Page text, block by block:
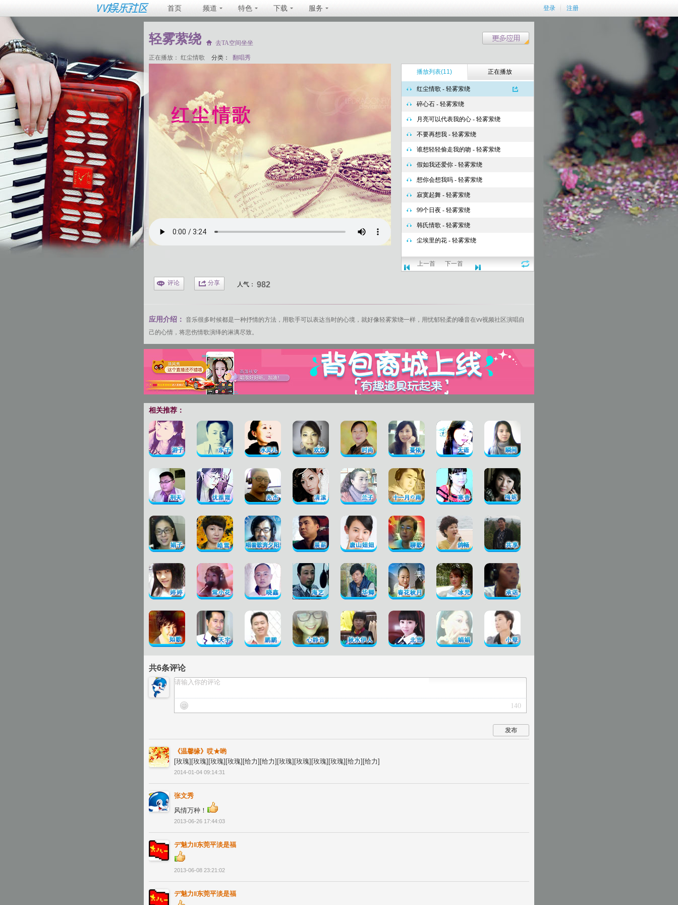
首页 频道 特色 下载 服务 登录 注册
轻雾萦绕 去TA空间坐坐
正在播放： 红尘情歌 分类：
翻唱秀
播放列表(11) 正在播放
上一首 下一首
评论 分享 人气： 982
应用介绍： 音乐很多时候都是一种抒情的方法，用歌手可以表达当时的心境，就好像轻雾萦绕一样，用忧郁轻柔的嗓音在vv视频社区演唱自
己的心情，将悲伤情歌演绎的淋漓尽致。
相关推荐：
共6条评论
140
发布
《温馨缘》哎★哟
[玫瑰][玫瑰][玫瑰][玫瑰][给力][给力][玫瑰][玫瑰][玫瑰][玫瑰][给力][给力]
2014-01-04 09:14:31
张文秀
风情万种！
2013-06-26 17:44:03
デ魅力‖东莞平淡是福
2013-06-08 23:21:02
デ魅力‖东莞平淡是福